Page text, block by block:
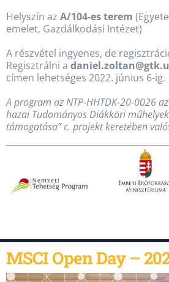
Helyszín az A/104-es terem
emelet, Gazdálkodási Intézet)
A részvétel ingyenes, de
Regisztrálni a
címen lehetséges 2022. június 6-ig.
A program azNTP-HHTDK-20-0026
hazai Tudományos Diákköri
támogatása” c. projekt keretében
MSCI Open Day –